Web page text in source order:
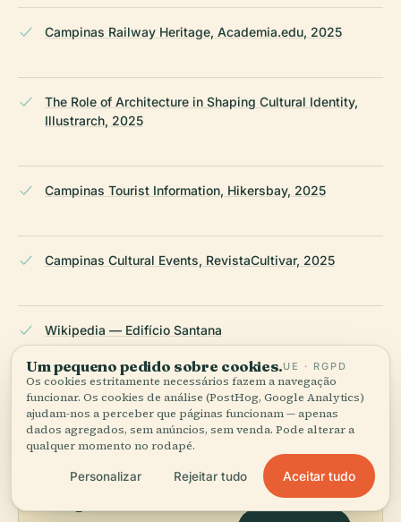
Campinas Railway Heritage, Academia.edu, 2025
The Role of Architecture in Shaping Cultural Identity,
Illustrarch, 2025
Campinas Tourist Information, Hikersbay, 2025
Campinas Cultural Events, RevistaCultivar, 2025
Wikipedia — Edifício Santana
ÚLTIMA REVISÃO: AUGUST 2025
Pesquisado a partir da Wikidata, Wikipédia e fontes oficiais ·
verificado ·Como fazemos os nossos guias →
Um pequeno pedido sobre cookies.UE · RGPD
Os cookies estritamente necessários fazem a navegação
funcionar. Os cookies de análise (PostHog, Google Analytics)
ajudam-nos a perceber que páginas funcionam — apenas
dados agregados, sem anúncios, sem venda. Pode alterar a
qualquer momento no rodapé.
Personalizar Rejeitar tudo Aceitar tudo